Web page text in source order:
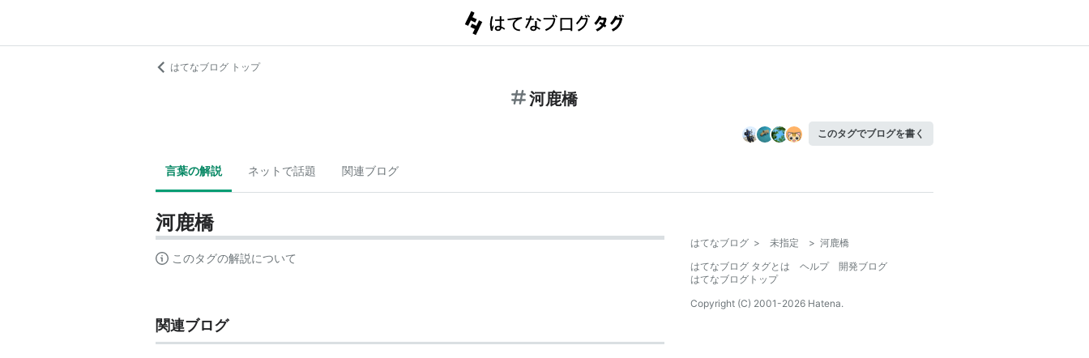
はてなブログ トップ
河鹿橋
このタグでブログを書く
言葉の解説 ネットで話題 関連ブログ
河鹿橋
このタグの解説について
関連ブログ
はてなブログ > 未指定 > 河鹿橋
はてなブログ タグとは
ヘルプ
開発ブログ
はてなブログトップ
Copyright (C) 2001-2026 Hatena.